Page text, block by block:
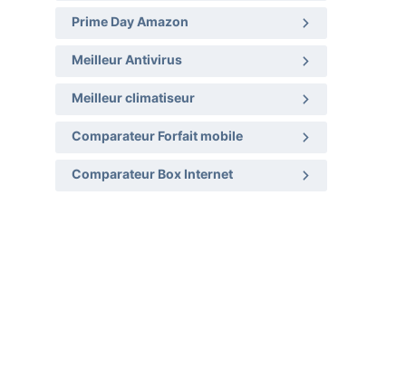
Prime Day Amazon
Meilleur Antivirus
Meilleur climatiseur
Comparateur Forfait mobile
Comparateur Box Internet